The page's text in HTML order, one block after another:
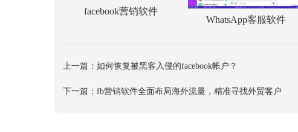
facebook营销软件
WhatsApp客服软件
上一篇：如何恢复被黑客入侵的facebook帐户？
下一篇：fb营销软件全面布局海外流量，精准寻找外贸客户